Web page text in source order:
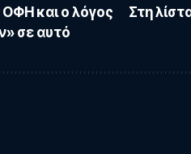
ΟΦΗ και ο λόγος
σε αυτό
Στη